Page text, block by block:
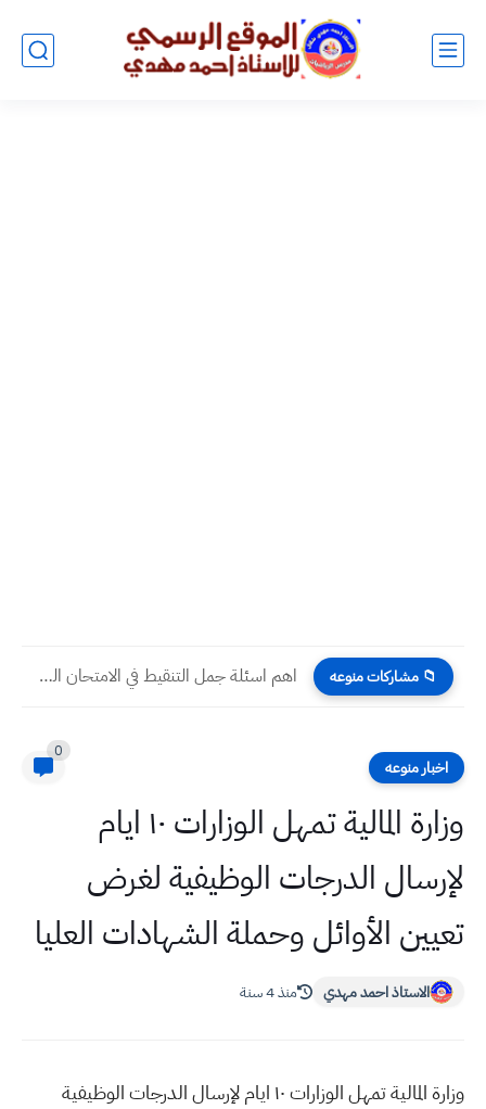
📁 مشاركات منوعه اهم اسئلة جمل التنقيط في الامتحان الوزاري انكليزي ثالث متوسط...
اخبار منوعه
0
وزارة المالية تمهل الوزارات ١٠ ايام
لإرسال الدرجات الوظيفية لغرض
تعيين الأوائل وحملة الشهادات العليا
الاستاذ احمد مهدي منذ 4 سنة
وزارة المالية تمهل الوزارات ١٠ ايام لإرسال الدرجات الوظيفية